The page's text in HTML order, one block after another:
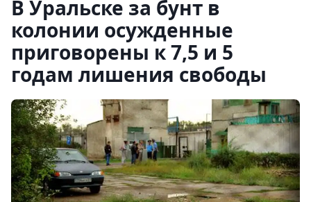
В Уральске за бунт в
колонии осужденные
приговорены к 7,5 и 5
годам лишения свободы